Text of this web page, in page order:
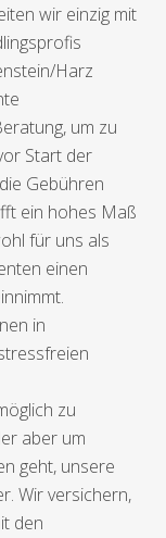
wir einzig mit
Harz
um zu
Start der
Gebühren
ein hohes Maß
für uns als
einen
in
zu
aber um
geht, unsere
Wir versichern,
den